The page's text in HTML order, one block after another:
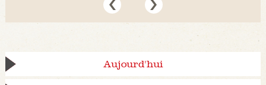
Aujourd'hui